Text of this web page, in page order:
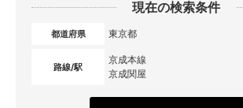
現在の検索条件
都道府県 東京都
路線/駅
京成本線
京成関屋